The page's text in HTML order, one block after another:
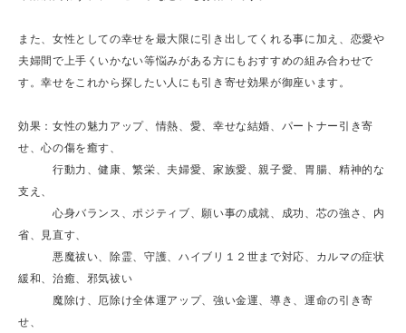
また、女性としての幸せを最大限に引き出してくれる事に加え、恋愛や
夫婦間で上手くいかない等悩みがある方にもおすすめの組み合わせで
す。幸せをこれから探したい人にも引き寄せ効果が御座います。
効果：女性の魅力アップ、情熱、愛、幸せな結婚、パートナー引き寄
せ、心の傷を癒す、
行動力、健康、繁栄、夫婦愛、家族愛、親子愛、胃腸、精神的な
支え、
心身バランス、ポジティブ、願い事の成就、成功、芯の強さ、内
省、見直す、
悪魔祓い、除霊、守護、ハイブリ１２世まで対応、カルマの症状
緩和、治癒、邪気祓い
魔除け、厄除け全体運アップ、強い金運、導き、運命の引き寄
せ、